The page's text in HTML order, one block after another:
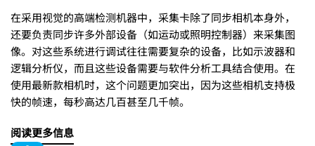
在采用视觉的高端检测机器中，采集卡除了同步相机本身外，
还要负责同步许多外部设备（如运动或照明控制器）来采集图
像。对这些系统进行调试往往需要复杂的设备，比如示波器和
逻辑分析仪，而且这些设备需要与软件分析工具结合使用。在
使用最新款相机时，这个问题更加突出，因为这些相机支持极
快的帧速，每秒高达几百甚至几千帧。
阅读更多信息